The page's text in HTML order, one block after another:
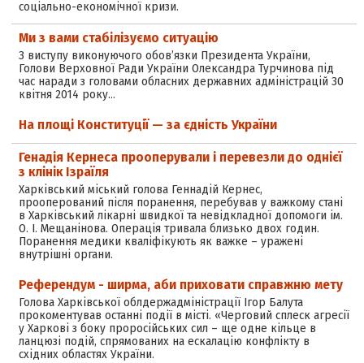
соціально-економічної кризи.
Ми з вами стабілізуємо ситуацію
З виступу виконуючого обов’язки Президента України,
Голови Верховної Ради України Олександра Турчинова під
час наради з головами обласних державних адміністрацій 30
квітня 2014 року…
На площі Конституції — за єдність України
Генадія Кернеса прооперували і перевезли до однієї
з клінік Ізраїля
Харківський міський голова Геннадій Кернес,
прооперований після поранення, перебував у важкому стані
в Харківський лікарні швидкої та невідкладної допомоги ім.
О. І. Мещанінова. Операція тривала близько двох годин.
Поранення медики кваліфікують як важке – уражені
внутрішні органи.
Референдум - ширма, аби приховати справжню мету
Голова Харківської облдержадміністрації Ігор Балута
прокоментував останні події в місті. «Черговий сплеск агресії
у Харкові з боку проросійських сил – ще одне кільце в
ланцюзі подій, спрямованих на ескалацію конфлікту в
східних областях України.